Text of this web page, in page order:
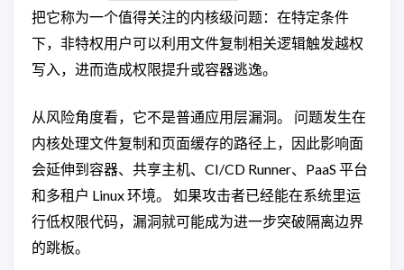
把它称为一个值得关注的内核级问题：在特定条件
下，非特权用户可以利用文件复制相关逻辑触发越权
写入，进而造成权限提升或容器逃逸。
从风险角度看，它不是普通应用层漏洞。 问题发生在
内核处理文件复制和页面缓存的路径上，因此影响面
会延伸到容器、共享主机、CI/CD Runner、PaaS 平台
和多租户 Linux 环境。 如果攻击者已经能在系统里运
行低权限代码，漏洞就可能成为进一步突破隔离边界
的跳板。